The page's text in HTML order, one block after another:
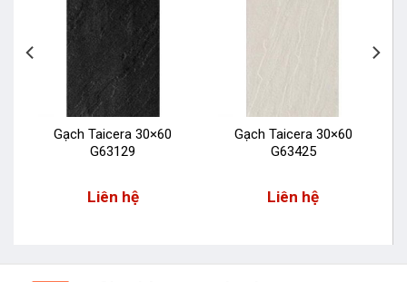
Gạch Taicera 30×60
G63129
Liên hệ
Gạch Taicera 30×60
G63425
Liên hệ